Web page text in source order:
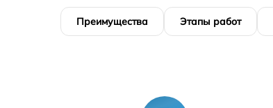
Преимущества Этапы работ